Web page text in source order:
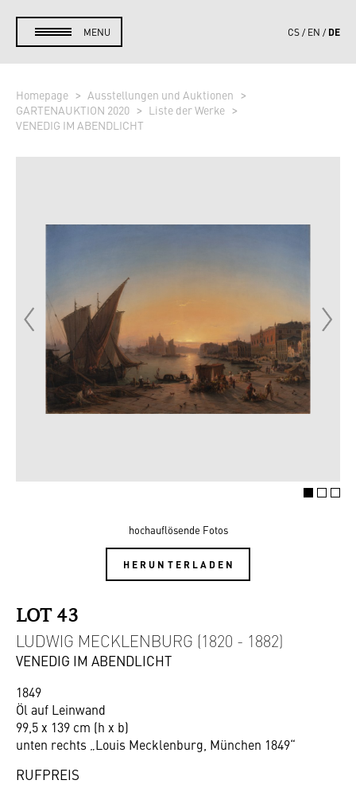
MENU CS EN DE
Homepage
Ausstellungen und Auktionen
GARTENAUKTION 2020
Liste der Werke
VENEDIG IM ABENDLICHT
hochauflösende Fotos
HERUNTERLADEN
LOT 43
LUDWIG MECKLENBURG (1820 - 1882)
VENEDIG IM ABENDLICHT
1849
Öl auf Leinwand
99,5 x 139 cm (h x b)
unten rechts „Louis Mecklenburg, München 1849“
RUFPREIS